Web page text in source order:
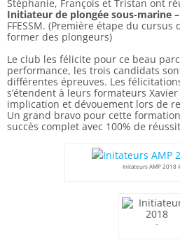
Stéphanie, François et Tristan ont
Initiateur de plongée sous-marine
FFESSM. (Première étape du
former des plongeurs)
Le club les félicite pour ce beau
performance, les trois candidats
différentes épreuves. Les
s’étendent à leurs formateurs
implication et dévouement lors de
Un grand bravo pour cette
succès complet avec 100% de
Initateurs AMP 2018
–